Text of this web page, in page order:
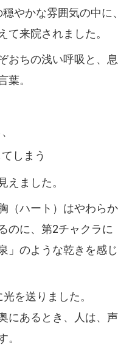
やかな雰囲気の中に、
て来院されました。
おちの浅い呼吸と、息
葉。
しまう
えました。
（ハート）はやわらか
のに、第2チャクラに
」のような乾きを感じ
を送りました。
にあるとき、人は、声
。